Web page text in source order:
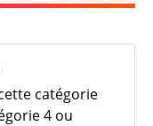
catégorie
4 ou